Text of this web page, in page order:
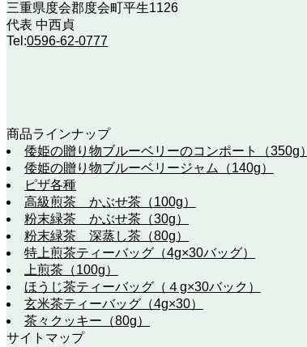
三重県度会郡度会町平生1126
代表 中西貞
Tel:0596-62-0777
商品ラインナップ
倭姫の贈り物ブルーベリーのコンポート（350g）
倭姫の贈り物ブルーベリージャム（140g）
ピザ各種
高級煎茶 かぶせ茶（100g）
粉末緑茶 かぶせ茶（30g）
粉末緑茶 深蒸し茶（80g）
特上煎茶ティーバッグ（4g×30バッグ）
上煎茶（100g）
ほうじ茶ティーバッグ（４g×30バック）
玄米茶ティーバッグ（4g×30）
茶々クッキー（80g）
サイトマップ